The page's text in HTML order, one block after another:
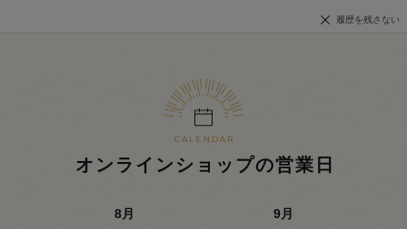
履歴を残さない
オンラインショップの営業日
8月 9月